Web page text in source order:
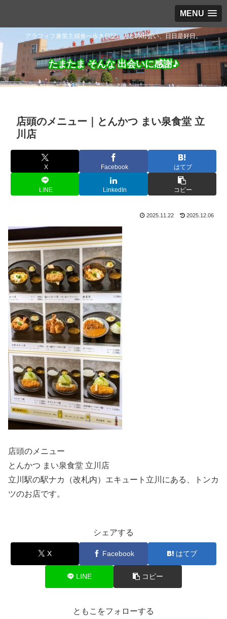
MENU
アラフィフ兼業主婦食べ歩き日記。人との出会い、日日是好日。
たまたま そんな 出会いに感謝♪
店頭のメニュー｜とんかつ まい泉食堂 立
川店
X Facebook はてブ
LINE LinkedIn コピー
2025.11.22 2025.12.06
店頭のメニュー
とんかつ まい泉食堂 立川店
立川駅の駅ナカ（改札内）エキュート立川にある、トンカ
ツのお店です。
シェアする
X Facebook はてブ
LINE コピー
ともこをフォローする